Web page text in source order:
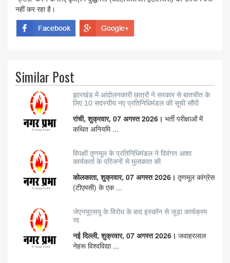
नहीं कर रहा है।
Similar Post
झारखंड में आंदोलनकारी छात्रों ने सरकार से बातचीत के
लिए 10 सदस्यीय नए प्रतिनिधिमंडल की सूची सौंपी
रांची, शुक्रवार, 07 अगस्त 2026। भर्ती परीक्षाओं में
कथित अनियमि ...
विपक्षी तृणमूल के प्रतिनिधिमंडल ने दिवंगत आशा
कार्यकर्ता के परिजनों से मुलाकात की
कोलकाता, शुक्रवार, 07 अगस्त 2026। तृणमूल कांग्रेस
(टीएमसी) के एक ...
जेएनयूएसयू के विरोध के बाद इस्कॉन से जुड़ा कार्यक्रम
रद्द
नई दिल्ली, शुक्रवार, 07 अगस्त 2026। जवाहरलाल
नेहरू विश्वविद्या ...